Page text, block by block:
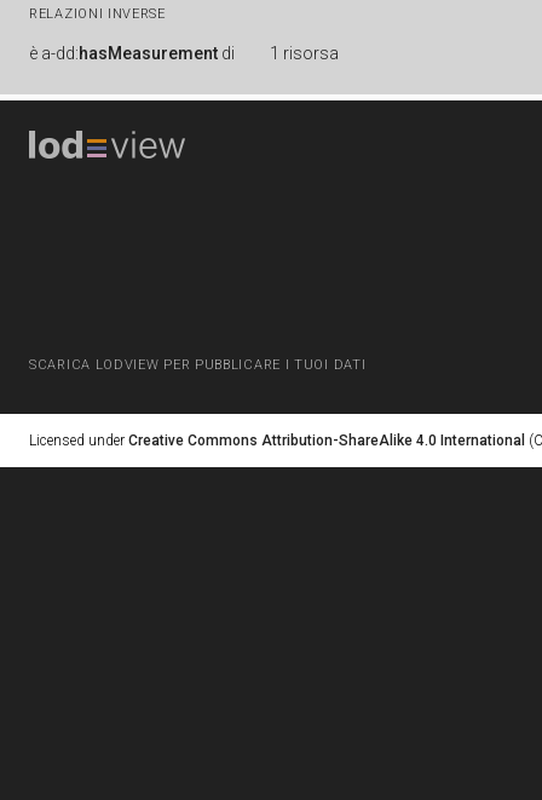
RELAZIONI INVERSE
è a-dd:hasMeasurement di 1 risorsa
SCARICA LODVIEW PER PUBBLICARE I TUOI DATI
Licensed under Creative Commons Attribution-ShareAlike 4.0 International